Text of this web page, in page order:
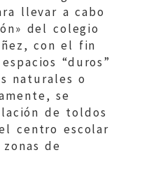
llevar a cabo
del colegio
con el fin
“duros”
naturales o
se
de toldos
centro escolar
de